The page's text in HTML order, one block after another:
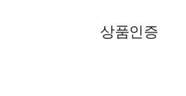
상품인증